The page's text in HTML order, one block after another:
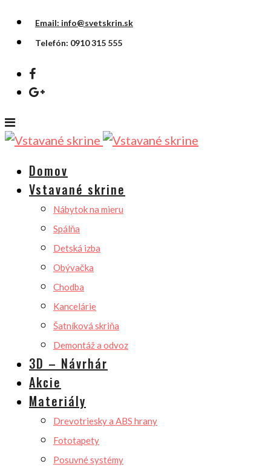
Email: info@svetskrin.sk
Telefón: 0910 315 555
Domov
Vstavané skrine
Nábytok na mieru
Spálňa
Detská izba
Obývačka
Chodba
Kancelárie
Šatníková skriňa
Demontáž a odvoz
3D – Návrhár
Akcie
Materiály
Drevotriesky a ABS hrany
Fototapety
Posuvné systémy